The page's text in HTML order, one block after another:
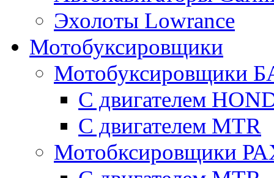
Эхолоты Lowrance
Мотобуксировщики
Мотобуксировщики
С двигателем
С двигателем MTR
Мотобксировщики